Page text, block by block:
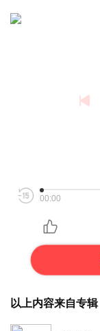
00:00
以上内容来自专辑